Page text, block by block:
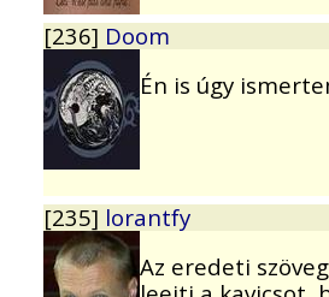
[236] Doom
Én is úgy
[235] lorantfy
Az eredeti